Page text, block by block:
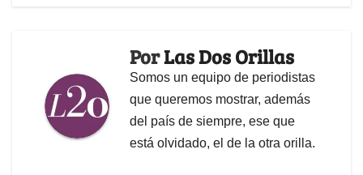
PorLas Dos Orillas
Somos un equipo de periodistas
que queremos mostrar, además
del país de siempre, ese que
está olvidado, el de la otra orilla.